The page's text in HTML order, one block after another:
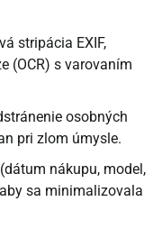
stripácia EXIF,
(OCR) s varovaním
osobných
pri zlom úmysle.
nákupu, model,
sa minimalizovala